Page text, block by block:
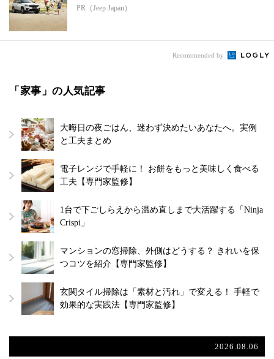
PR（Jeep Japan）
Recommended by
「家事」の人気記事
大晦日の夜ごはん、迷わず決めたいあなたへ。実例
と工夫まとめ
電子レンジで手軽に！ お餅をもっと美味しく食べる
工夫【専門家監修】
1台で下ごしらえから温め直しまで大活躍する「Ninja
Crispi」
マンションの窓掃除、外側はどうする？ きれいを保
つコツを紹介【専門家監修】
玄関タイル掃除は「素材と汚れ」で変える！ 手軽で
効果的な実践法【専門家監修】
2026.08.06